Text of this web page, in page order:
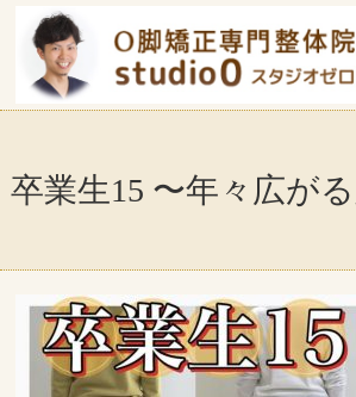
卒業生15 〜年々広が